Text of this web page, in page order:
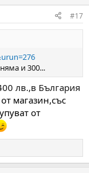
#17
и 300...
лв.,в България
магазин,със
от